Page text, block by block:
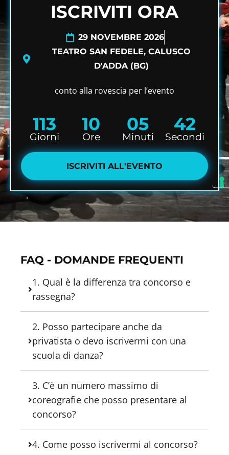
ISCRIVITI ORA
29 NOVEMBRE 2026
TEATRO SAN FEDELE, CALUSCO
D'ADDA (BG)
conto alla rovescia per l’evento
113
Giorni
10
Ore
05
Minuti
41
Secondi
ISCRIVITI ALL'EVENTO
FAQ - DOMANDE FREQUENTI
1. Qual è la differenza tra concorso e
rassegna?
2. Posso partecipare anche da
privatista o devo iscrivermi con una
scuola di danza?
3. C’è un numero massimo di
coreografie che posso presentare al
concorso?
4. Come posso iscrivermi al concorso?